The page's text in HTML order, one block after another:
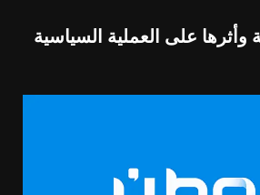
وأثرها على العملية السياسية